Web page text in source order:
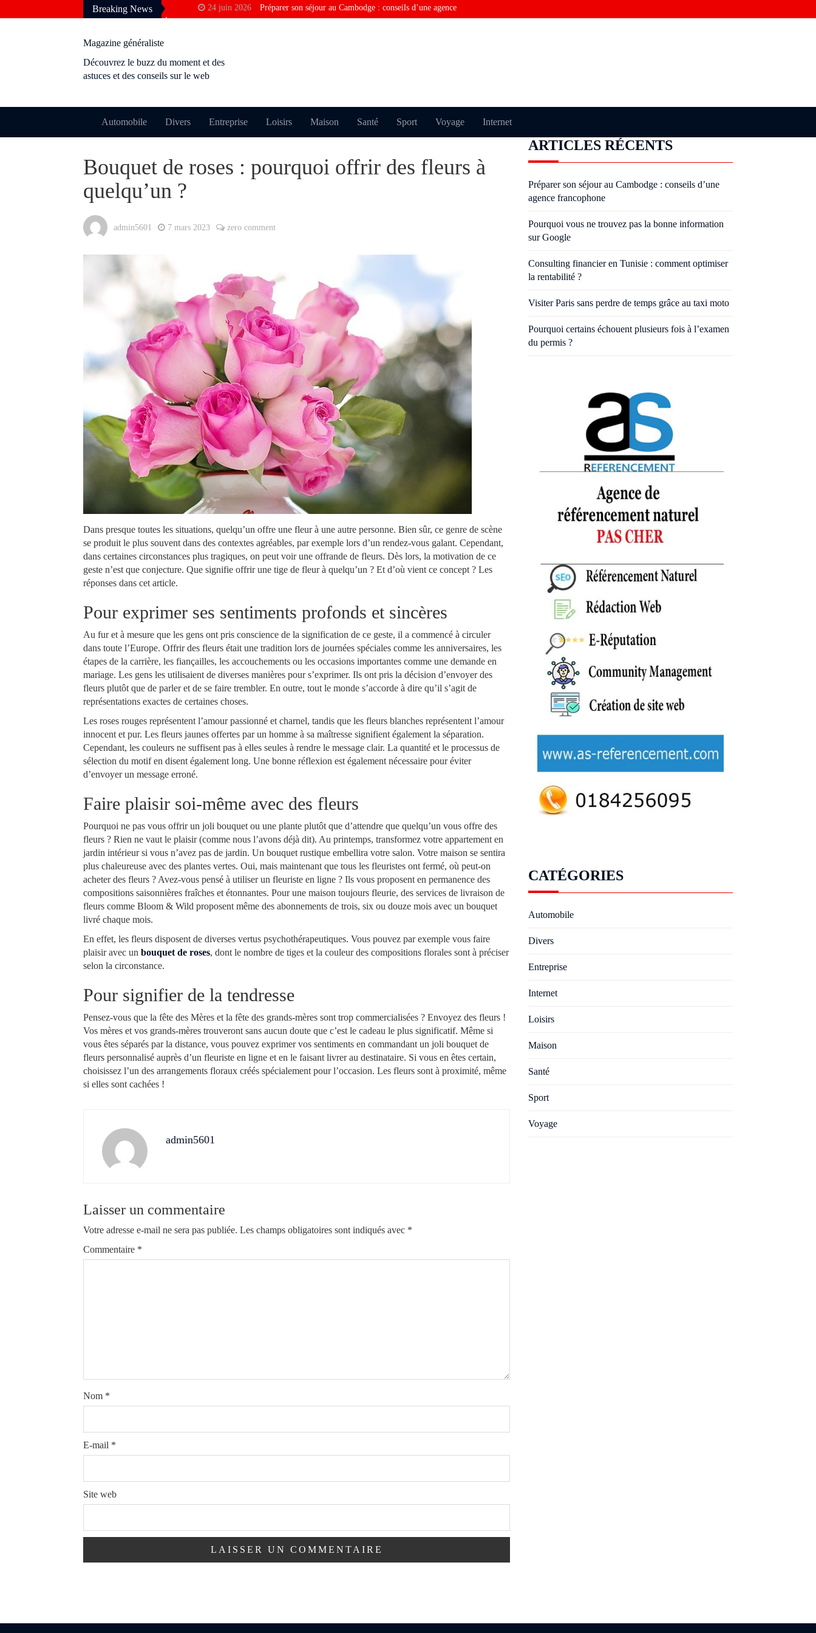
Breaking News 24 juin 2026
Préparer son séjour au Cambodge : conseils d’une agence
10 décembre 2025
Magazine généraliste
Découvrez le buzz du moment et des
astuces et des conseils sur le web
Automobile Divers Entreprise Loisirs Maison Santé Sport Voyage Internet
Bouquet de roses : pourquoi offrir des fleurs à
quelqu’un ?
admin5601 7 mars 2023 zero comment
Dans presque toutes les situations, quelqu’un offre une fleur à une autre personne. Bien sûr, ce genre de scène
se produit le plus souvent dans des contextes agréables, par exemple lors d’un rendez-vous galant. Cependant,
dans certaines circonstances plus tragiques, on peut voir une offrande de fleurs. Dès lors, la motivation de ce
geste n’est que conjecture. Que signifie offrir une tige de fleur à quelqu’un ? Et d’où vient ce concept ? Les
réponses dans cet article.
Pour exprimer ses sentiments profonds et sincères
Au fur et à mesure que les gens ont pris conscience de la signification de ce geste, il a commencé à circuler
dans toute l’Europe. Offrir des fleurs était une tradition lors de journées spéciales comme les anniversaires, les
étapes de la carrière, les fiançailles, les accouchements ou les occasions importantes comme une demande en
mariage. Les gens les utilisaient de diverses manières pour s’exprimer. Ils ont pris la décision d’envoyer des
fleurs plutôt que de parler et de se faire trembler. En outre, tout le monde s’accorde à dire qu’il s’agit de
représentations exactes de certaines choses.
Les roses rouges représentent l’amour passionné et charnel, tandis que les fleurs blanches représentent l’amour
innocent et pur. Les fleurs jaunes offertes par un homme à sa maîtresse signifient également la séparation.
Cependant, les couleurs ne suffisent pas à elles seules à rendre le message clair. La quantité et le processus de
sélection du motif en disent également long. Une bonne réflexion est également nécessaire pour éviter
d’envoyer un message erroné.
Faire plaisir soi-même avec des fleurs
Pourquoi ne pas vous offrir un joli bouquet ou une plante plutôt que d’attendre que quelqu’un vous offre des
fleurs ? Rien ne vaut le plaisir (comme nous l’avons déjà dit). Au printemps, transformez votre appartement en
jardin intérieur si vous n’avez pas de jardin. Un bouquet rustique embellira votre salon. Votre maison se sentira
plus chaleureuse avec des plantes vertes. Oui, mais maintenant que tous les fleuristes ont fermé, où peut-on
acheter des fleurs ? Avez-vous pensé à utiliser un fleuriste en ligne ? Ils vous proposent en permanence des
compositions saisonnières fraîches et étonnantes. Pour une maison toujours fleurie, des services de livraison de
fleurs comme Bloom & Wild proposent même des abonnements de trois, six ou douze mois avec un bouquet
livré chaque mois.
En effet, les fleurs disposent de diverses vertus psychothérapeutiques. Vous pouvez par exemple vous faire
plaisir avec un bouquet de roses, dont le nombre de tiges et la couleur des compositions florales sont à préciser
selon la circonstance.
Pour signifier de la tendresse
Pensez-vous que la fête des Mères et la fête des grands-mères sont trop commercialisées ? Envoyez des fleurs !
Vos mères et vos grands-mères trouveront sans aucun doute que c’est le cadeau le plus significatif. Même si
vous êtes séparés par la distance, vous pouvez exprimer vos sentiments en commandant un joli bouquet de
fleurs personnalisé auprès d’un fleuriste en ligne et en le faisant livrer au destinataire. Si vous en êtes certain,
choisissez l’un des arrangements floraux créés spécialement pour l’occasion. Les fleurs sont à proximité, même
si elles sont cachées !
admin5601
Laisser un commentaire
Votre adresse e-mail ne sera pas publiée. Les champs obligatoires sont indiqués avec *
Commentaire *
Nom *
E-mail *
Site web
ARTICLES RÉCENTS
Préparer son séjour au Cambodge : conseils d’une
agence francophone
Pourquoi vous ne trouvez pas la bonne information
sur Google
Consulting financier en Tunisie : comment optimiser
la rentabilité ?
Visiter Paris sans perdre de temps grâce au taxi moto
Pourquoi certains échouent plusieurs fois à l’examen
du permis ?
CATÉGORIES
Automobile
Divers
Entreprise
Internet
Loisirs
Maison
Santé
Sport
Voyage